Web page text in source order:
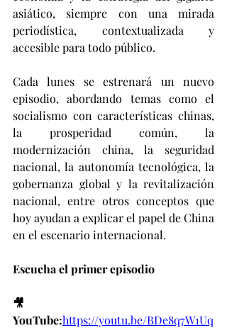
asiático, siempre con una mirada
periodística, contextualizada y
accesible para todo público.
Cada lunes se estrenará un nuevo
episodio, abordando temas como el
socialismo con características chinas,
la prosperidad común, la
modernización china, la seguridad
nacional, la autonomía tecnológica, la
gobernanza global y la revitalización
nacional, entre otros conceptos que
hoy ayudan a explicar el papel de China
en el escenario internacional.
Escucha el primer episodio
🎥
YouTube:https://youtu.be/BDe8q7W1Uq